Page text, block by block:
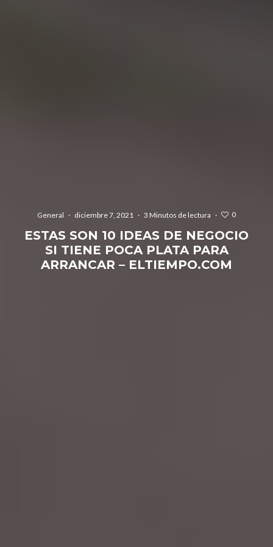
General · diciembre 7, 2021 · 3 Minutos de lectura · 0
ESTAS SON 10 IDEAS DE NEGOCIO
SI TIENE POCA PLATA PARA
ARRANCAR – ELTIEMPO.COM